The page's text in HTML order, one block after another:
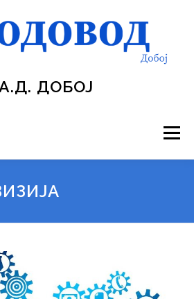
ДОБОЈ
Menu
ПРЕДУЗЕЋА
ТАБЛА КОНТАКТ